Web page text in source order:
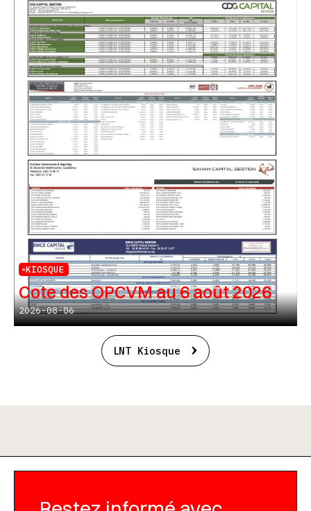
KIOSQUE
Cote des OPCVM au 6 août 2026
2026-08-06
LNT Kiosque